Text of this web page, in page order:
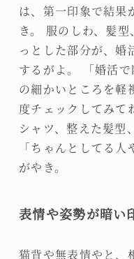
は、第一印象で結果
き。 服のしわ、髪
っとした部分が、婚
するがよ。 「婚活
の細かいところを軽
度チェックしてみて
シャツ、整えた髪型
「ちゃんとしてる
がやき。
表情や姿勢が暗い
猫背や無表情やと、